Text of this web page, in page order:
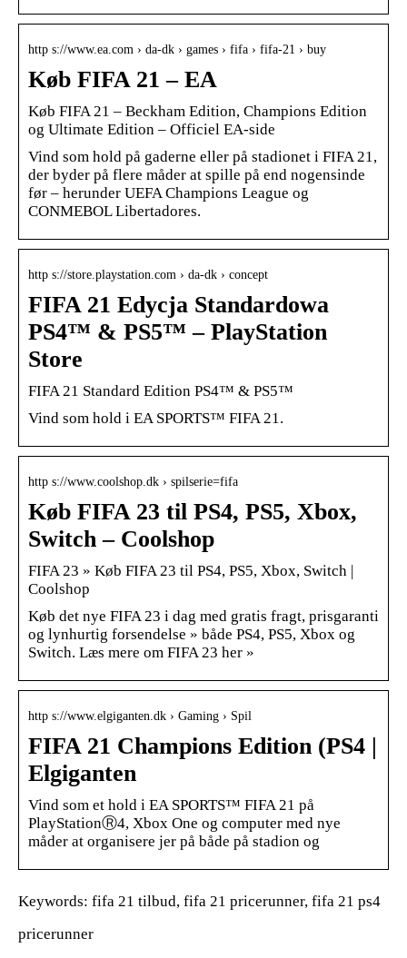
http s://www.ea.com › da-dk › games › fifa › fifa-21 › buy
Køb FIFA 21 – EA
Køb FIFA 21 – Beckham Edition, Champions Edition
og Ultimate Edition – Officiel EA-side
Vind som hold på gaderne eller på stadionet i FIFA 21,
der byder på flere måder at spille på end nogensinde
før – herunder UEFA Champions League og
CONMEBOL Libertadores.
http s://store.playstation.com › da-dk › concept
FIFA 21 Edycja Standardowa
PS4™ & PS5™ – PlayStation
Store
FIFA 21 Standard Edition PS4™ & PS5™
Vind som hold i EA SPORTS™ FIFA 21.
http s://www.coolshop.dk › spilserie=fifa
Køb FIFA 23 til PS4, PS5, Xbox,
Switch – Coolshop
FIFA 23 » Køb FIFA 23 til PS4, PS5, Xbox, Switch |
Coolshop
Køb det nye FIFA 23 i dag med gratis fragt, prisgaranti
og lynhurtig forsendelse » både PS4, PS5, Xbox og
Switch. Læs mere om FIFA 23 her »
http s://www.elgiganten.dk › Gaming › Spil
FIFA 21 Champions Edition (PS4 |
Elgiganten
Vind som et hold i EA SPORTS™ FIFA 21 på
PlayStationⓇ4, Xbox One og computer med nye
måder at organisere jer på både på stadion og
Keywords: fifa 21 tilbud, fifa 21 pricerunner, fifa 21 ps4
pricerunner